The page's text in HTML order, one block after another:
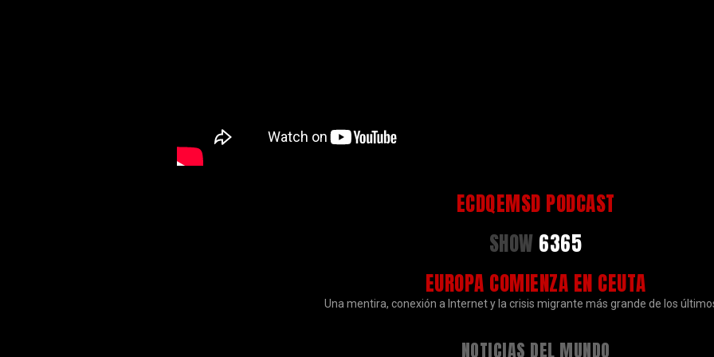
ECDQEMSD PODCAST
SHOW 6365
EUROPA COMIENZA EN CEUTA
Una mentira, conexión a Internet y la crisis migrante más grande de los
NOTICIAS DEL MUNDO